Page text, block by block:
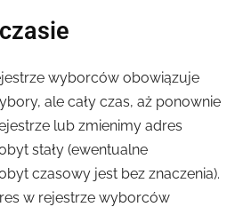
wyborców obowiązuje
ale cały czas, aż ponownie
lub zmienimy adres
stały (ewentualne
czasowy jest bez znaczenia).
w rejestrze wyborców